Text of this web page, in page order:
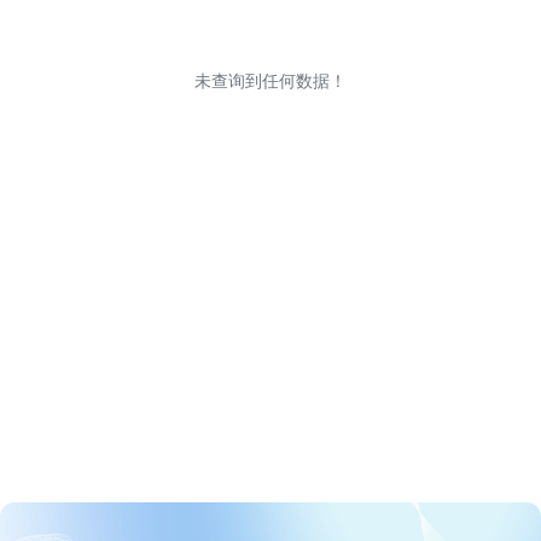
未查询到任何数据！